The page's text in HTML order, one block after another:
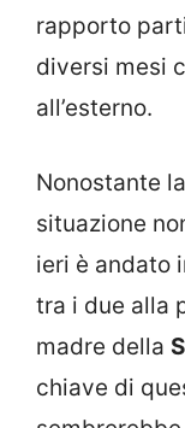
rapporto
diversi mesi
all’esterno.
Nonostante
situazione
ieri è andato
tra i due alla
madre della
chiave di